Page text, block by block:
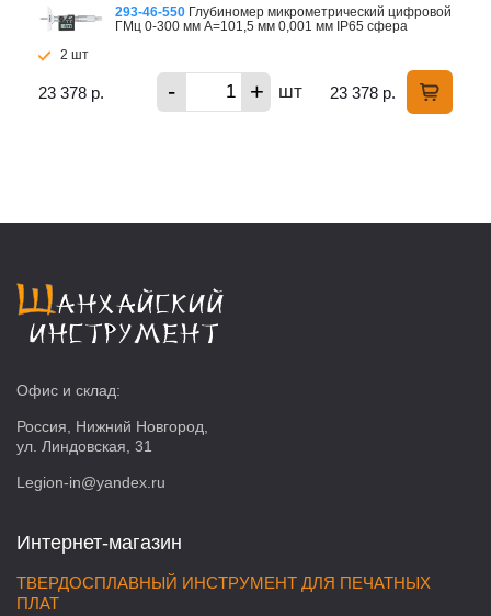
293-46-550 Глубиномер микрометрический цифровой
ГМц 0-300 мм А=101,5 мм 0,001 мм IP65 сфера
2 шт
23 378 р. - + шт 23 378 р.
Офис и склад:
Россия, Нижний Новгород,
ул. Линдовская, 31
Legion-in@yandex.ru
Интернет-магазин
ТВЕРДОСПЛАВНЫЙ ИНСТРУМЕНТ ДЛЯ ПЕЧАТНЫХ
ПЛАТ